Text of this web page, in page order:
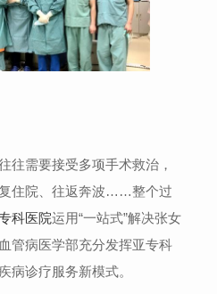
往需要接受多项手术救治，
住院、往返奔波……整个过
科医院运用“一站式”解决张女
管病医学部充分发挥亚专科
病诊疗服务新模式。